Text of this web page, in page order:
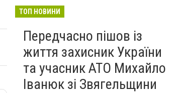
ТОП НОВИНИ
Передчасно пішов із
життя захисник України
та учасник АТО Михайло
Іванюк зі Звягельщини